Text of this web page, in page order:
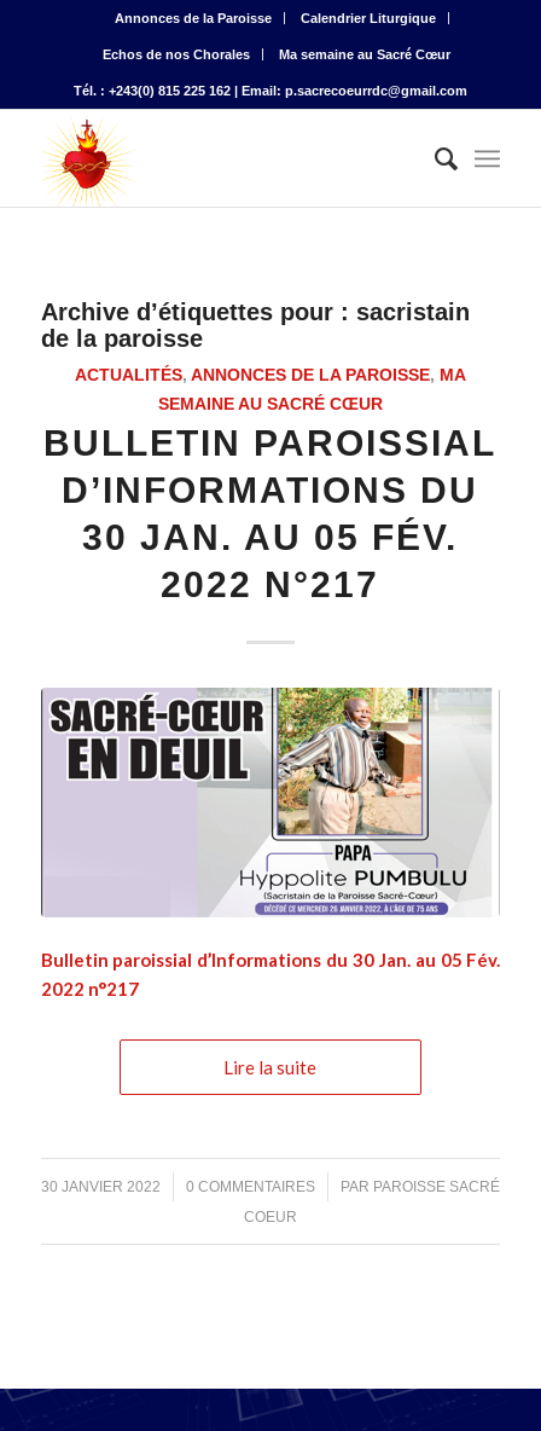
Annonces de la Paroisse Calendrier Liturgique
Echos de nos Chorales Ma semaine au Sacré Cœur
Tél. : +243(0) 815 225 162 | Email: p.sacrecoeurrdc@gmail.com
Archive d’étiquettes pour : sacristain
de la paroisse
ACTUALITÉS, ANNONCES DE LA PAROISSE, MA
SEMAINE AU SACRÉ CŒUR
BULLETIN PAROISSIAL
D’INFORMATIONS DU
30 JAN. AU 05 FÉV.
2022 N°217
Bulletin paroissial d’Informations du 30 Jan. au 05 Fév.
2022 n°217
Lire la suite
30 JANVIER 2022
/ 0 COMMENTAIRES
/ PAR PAROISSE SACRÉ
COEUR